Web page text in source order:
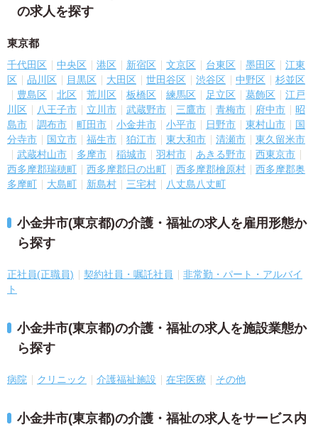
の求人を探す
東京都
千代田区 中央区 港区 新宿区 文京区 台東区 墨田区
江東
区
品川区 目黒区 大田区 世田谷区 渋谷区 中野区
杉並区
豊島区
北区 荒川区 板橋区 練馬区 足立区 葛飾区
江戸
川区
八王子市 立川市 武蔵野市 三鷹市 青梅市 府中市
昭
島市
調布市 町田市 小金井市 小平市 日野市 東村山市
国
分寺市
国立市 福生市 狛江市 東大和市 清瀬市
東久留米市
武蔵村山市
多摩市 稲城市 羽村市 あきる野市
西東京市
西多摩郡瑞穂町
西多摩郡日の出町 西多摩郡檜原村
西多摩郡奥
多摩町
大島町 新島村 三宅村 八丈島八丈町
小金井市(東京都)の介護・福祉の求人を雇用形態か
ら探す
正社員(正職員) 契約社員・嘱託社員
非常勤・パート・アルバイ
ト
小金井市(東京都)の介護・福祉の求人を施設業態か
ら探す
病院 クリニック 介護福祉施設 在宅医療 その他
小金井市(東京都)の介護・福祉の求人をサービス内